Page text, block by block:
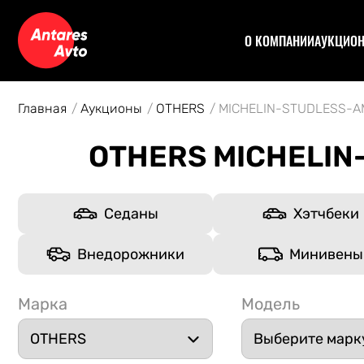
О КОМПАНИИ
Главная Аукционы OTHERS MICHELIN-STUDLESS-
OTHERS
Седаны Хэтчбеки
Внедорожники Минивены
Марка Модель